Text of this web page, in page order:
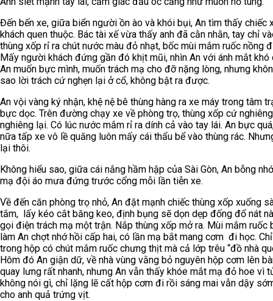
Đến bến xe, giữa biển người ồn ào và khói bụi, An tìm thấy chiếc
khách quen thuộc. Bác tài xế vừa thấy anh đã cằn nhằn, tay chỉ
thùng xốp rỉ ra chút nước màu đỏ nhạt, bốc mùi mắm ruốc nồng
Mấy người khách đứng gần đó khịt mũi, nhìn An với ánh mắt khó
An muốn bực mình, muốn trách mạ cho đỡ nặng lòng, nhưng
sao lời trách cứ nghẹn lại ở cổ, không bật ra được.
An vội vàng ký nhận, khệ nệ bê thùng hàng ra xe máy trong tâm
bực dọc. Trên đường chạy xe về phòng trọ, thùng xốp cứ
nghiêng lại. Có lúc nước mắm rỉ ra dính cả vào tay lái. An bực
nữa tấp xe vô lề quăng luôn mấy cái thẩu bể vào thùng rác.
lại thôi.
Không hiểu sao, giữa cái nắng hầm hập của Sài Gòn, An bỗng
mạ đội áo mưa đứng trước cổng mỗi lần tiễn xe.
Về đến căn phòng trọ nhỏ, An đặt mạnh chiếc thùng xốp xuống
tắm, lấy kéo cắt băng keo, định bụng sẽ dọn dẹp đống đổ nát
gọi điện trách mạ một trận. Nắp thùng xốp mở ra. Mùi mắm ruốc
làm An chợt nhớ hồi cấp hai, có lần mạ bắt mang cơm đi học.
trong hộp có chút mắm ruốc chưng thịt mà cả lớp trêu “đồ nhà
Hôm đó An giận dữ, về nhà vùng vằng bỏ nguyên hộp cơm lên
quay lưng rất nhanh, nhưng An vẫn thấy khóe mắt mạ đỏ hoe vì
không nói gì, chỉ lặng lẽ cất hộp cơm đi rồi sáng mai vẫn dậy
cho anh quả trứng vịt.